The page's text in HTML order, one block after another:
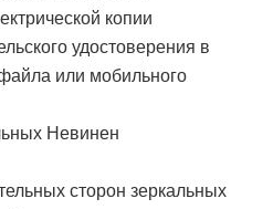
копии
удостоверения в
или мобильного
Невинен
сторон зеркальных